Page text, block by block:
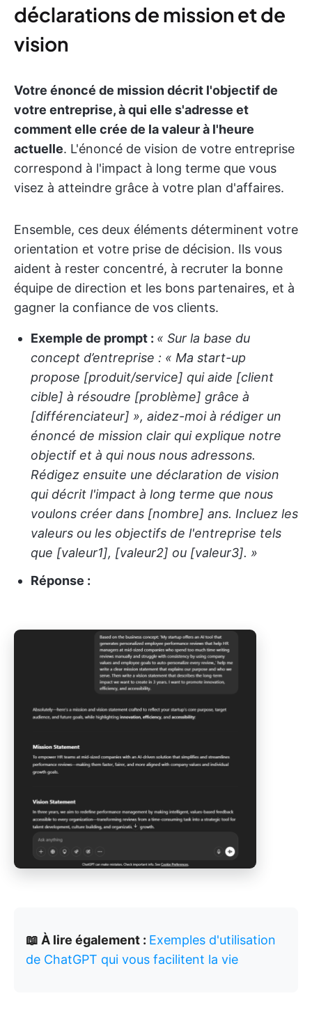
déclarations de mission et de
vision
Votre énoncé de mission décrit l'objectif de
votre entreprise, à qui elle s'adresse et
comment elle crée de la valeur à l'heure
actuelle. L'énoncé de vision de votre entreprise
correspond à l'impact à long terme que vous
visez à atteindre grâce à votre plan d'affaires.
Ensemble, ces deux éléments déterminent votre
orientation et votre prise de décision. Ils vous
aident à rester concentré, à recruter la bonne
équipe de direction et les bons partenaires, et à
gagner la confiance de vos clients.
Exemple de prompt : « Sur la base du
concept d’entreprise : « Ma start-up
propose [produit/service] qui aide [client
cible] à résoudre [problème] grâce à
[différenciateur] », aidez-moi à rédiger un
énoncé de mission clair qui explique notre
objectif et à qui nous nous adressons.
Rédigez ensuite une déclaration de vision
qui décrit l'impact à long terme que nous
voulons créer dans [nombre] ans. Incluez les
valeurs ou les objectifs de l'entreprise tels
que [valeur1], [valeur2] ou [valeur3]. »
Réponse :
📖 À lire également : Exemples d'utilisation
de ChatGPT qui vous facilitent la vie